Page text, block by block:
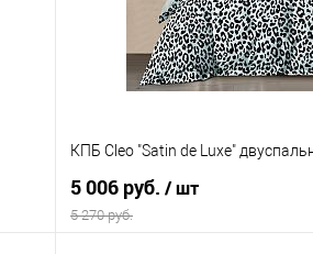
КПБ Cleo "Satin de Luxe"
5 006 руб. / шт
5 270 руб.